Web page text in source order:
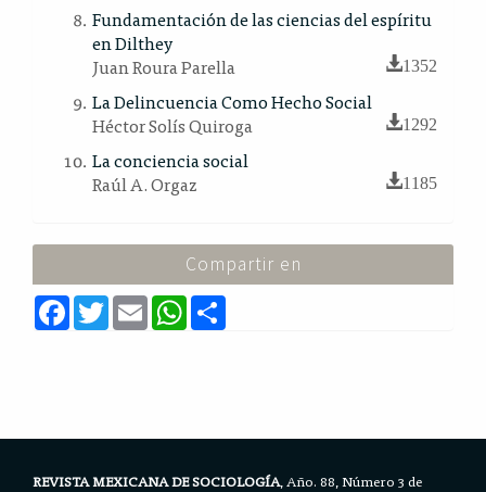
Fundamentación de las ciencias del espíritu
en Dilthey
Juan Roura Parella
1352
La Delincuencia Como Hecho Social
Héctor Solís Quiroga
1292
La conciencia social
Raúl A. Orgaz
1185
Compartir en
F
a
c
T
w
E
m
a
W
h
a
REVISTA MEXICANA DE SOCIOLOGÍA, Año. 88, Número 3 de